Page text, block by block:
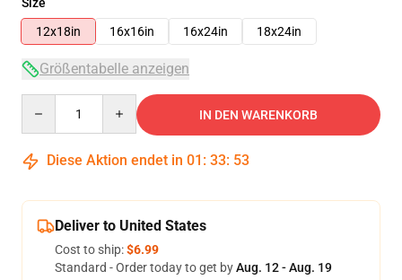
12x18in
16x16in 16x24in 18x24in
Größentabelle anzeigen
IN DEN WARENKORB
Diese Aktion endet in 01 : 33: 52
Deliver to United States
Cost to ship:$6.99
Standard - Order today to get byAug. 12 - Aug. 19